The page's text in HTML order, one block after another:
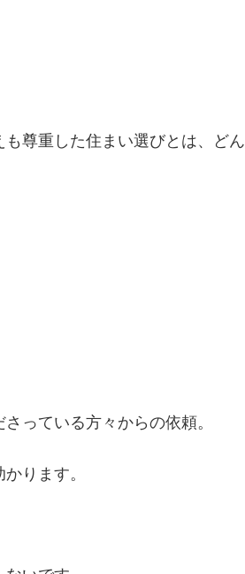
尊重した住まい選びとは、どん
っている方々からの依頼。
ります。